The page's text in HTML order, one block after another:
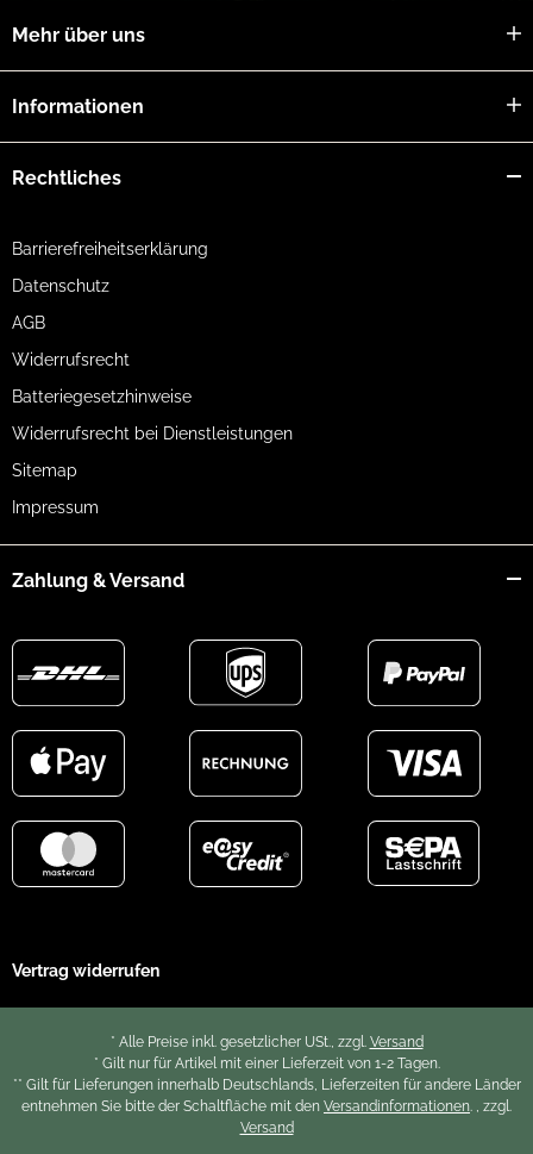
Mehr über uns
Informationen
Rechtliches
Barrierefreiheitserklärung
Datenschutz
AGB
Widerrufsrecht
Batteriegesetzhinweise
Widerrufsrecht bei Dienstleistungen
Sitemap
Impressum
Zahlung & Versand
Vertrag widerrufen
* Alle Preise inkl. gesetzlicher USt., zzgl. Versand
* Gilt nur für Artikel mit einer Lieferzeit von 1-2 Tagen.
** Gilt für Lieferungen innerhalb Deutschlands, Lieferzeiten für andere Länder
entnehmen Sie bitte der Schaltfläche mit den Versandinformationen. , zzgl.
Versand